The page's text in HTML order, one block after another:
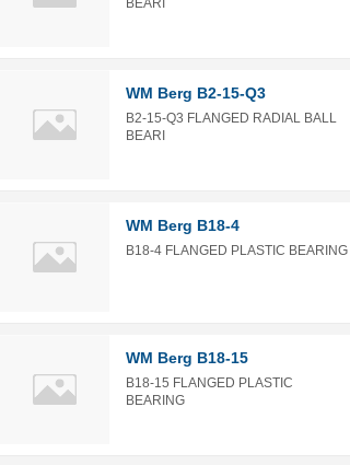
BEARI
WM Berg B2-15-Q3
B2-15-Q3 FLANGED RADIAL BALL
BEARI
WM Berg B18-4
B18-4 FLANGED PLASTIC BEARING
WM Berg B18-15
B18-15 FLANGED PLASTIC
BEARING